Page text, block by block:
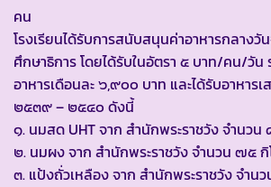
คน
โรงเรียนได้รับการสนับสนุนค่าอาหารกลางวั
ศึกษาธิการ โดยได้รับในอัตรา ๕ บาท/คน/วัน
อาหารเดือนละ ๖,๙๐๐ บาท และได้รับอาหาร
๒๕๓๙ – ๒๕๔๐ ดังนี้
๑. นมสด UHT จาก สำนักพระราชวัง จำนว
๒. นมผง จาก สำนักพระราชวัง จำนวน ๗๕
๓. แป้งถั่วเหลือง จาก สำนักพระราชวัง จำน